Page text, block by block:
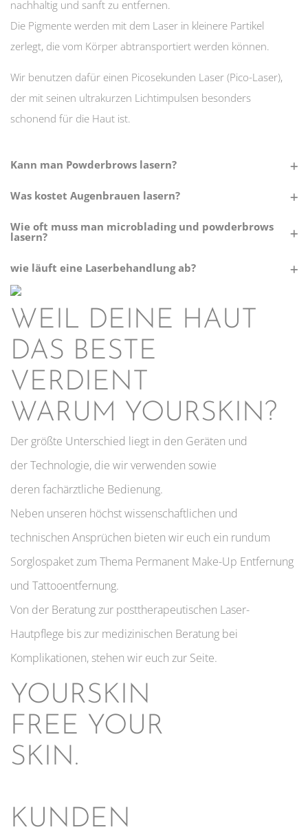
nachhaltig und sanft zu entfernen.
Die Pigmente werden mit dem Laser in kleinere Partikel
zerlegt, die vom Körper abtransportiert werden können.
Wir benutzen dafür einen Picosekunden Laser (Pico-Laser),
der mit seinen ultrakurzen Lichtimpulsen besonders
schonend für die Haut ist.
Kann man Powderbrows lasern?
Was kostet Augenbrauen lasern?
Wie oft muss man microblading und powderbrows
lasern?
wie läuft eine Laserbehandlung ab?
WEIL DEINE HAUT
DAS BESTE
VERDIENT
WARUM YOURSKIN?
Der größte Unterschied liegt in den Geräten und
der Technologie, die wir verwenden sowie
deren fachärztliche Bedienung.
Neben unseren höchst wissenschaftlichen und
technischen Ansprüchen bieten wir euch ein rundum
Sorglospaket zum Thema Permanent Make-Up Entfernung
und Tattooentfernung.
Von der Beratung zur posttherapeutischen Laser-
Hautpflege bis zur medizinischen Beratung bei
Komplikationen, stehen wir euch zur Seite.
YOURSKIN
FREE YOUR
SKIN.
KUNDEN